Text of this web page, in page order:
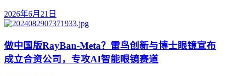
2026年6月21日
做中国版RayBan-Meta？雷鸟创新与博士眼镜宣布
成立合资公司，专攻AI智能眼镜赛道